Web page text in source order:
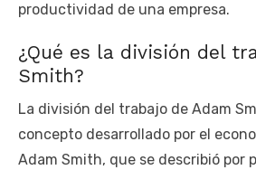
productividad de una empresa.
¿Qué es la división del
Smith?
La división del trabajo de Adam
concepto desarrollado por el
Adam Smith, que se describió por